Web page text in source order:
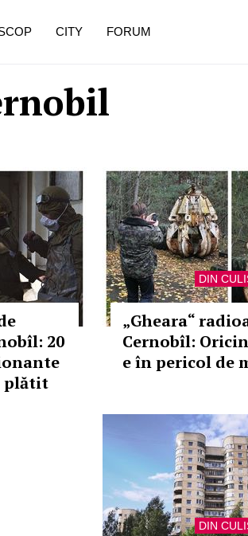
20
plătit
DIN
„Gheara“
Cernobîl:
e în pericol de
DIN
CITY FORUM
în vârstă